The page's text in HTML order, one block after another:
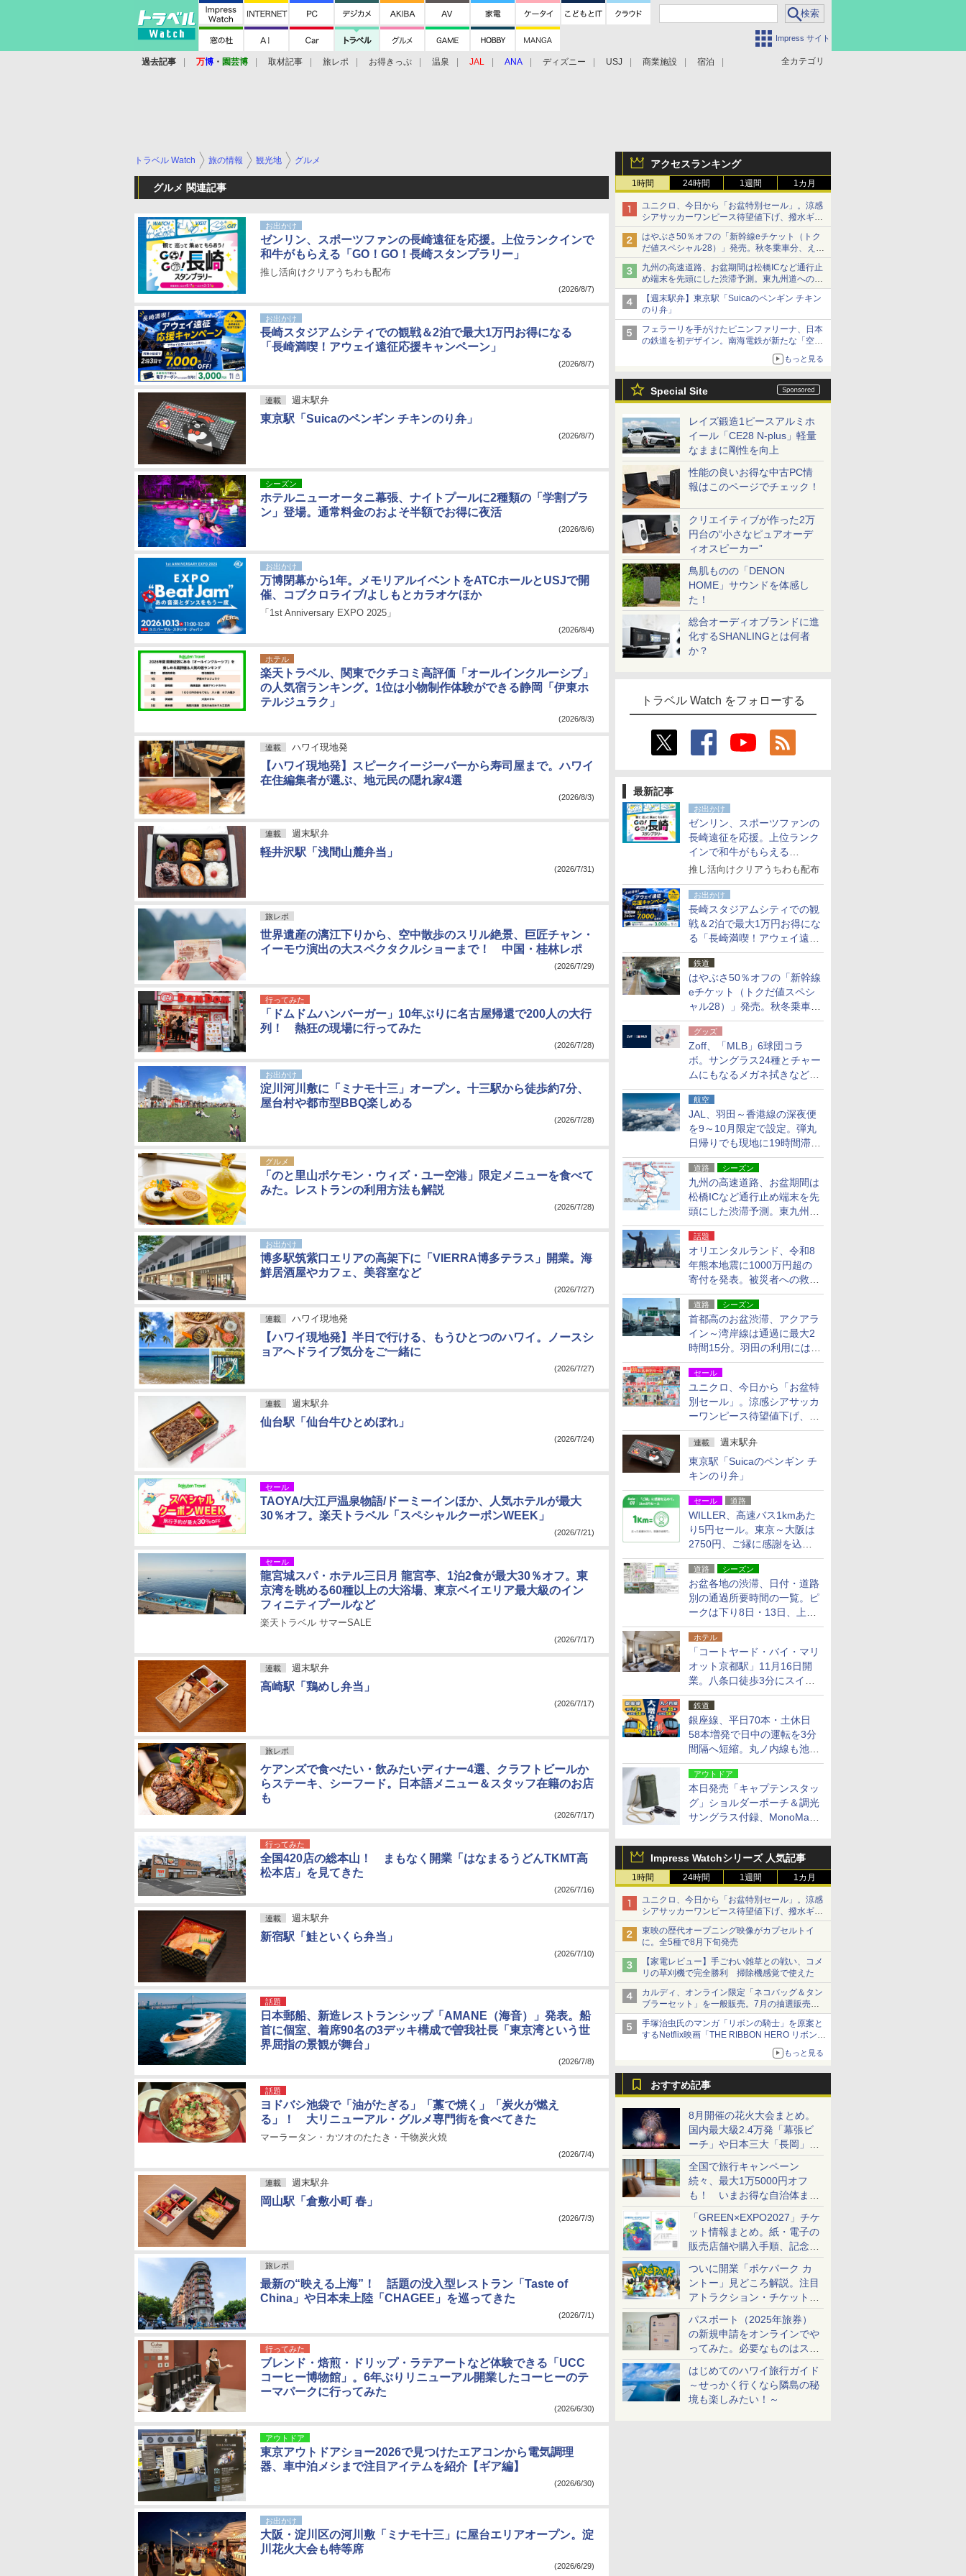
Impress サイト
全カテゴリ
過去記事 万博 ・ 園芸博 取材記事 旅レポ お得きっぷ 温泉 JAL ANA ディズニー USJ 商業施設 宿泊
アクセスランキング
1時間 24時間 1週間 1カ月
ユニクロ、今日から「お盆特別セール」。涼感
シアサッカーワンピース待望値下げ、撥水ギア
ショーツは1990円に
はやぶさ50％オフの「新幹線eチケット（トク
だ値スペシャル28）」発売。秋冬乗車分、えき
ねっと限定
九州の高速道路、お盆期間は松橋ICなど通行止
め端末を先頭にした渋滞予測。東九州道への迂
回は料金調整を実施
【週末駅弁】東京駅「Suicaのペンギン チキン
のり弁」
フェラーリを手がけたピニンファリーナ、日本
の鉄道を初デザイン。南海電鉄が新たな「空港
もっと見る
Special Site
レイズ鍛造1ピースアルミホ
イール「CE28 N-plus」軽量
なままに剛性を向上
性能の良いお得な中古PC情
報はこのページでチェック！
クリエイティブが作った2万
円台の“小さなピュアオーデ
ィオスピーカー”
鳥肌ものの「DENON
HOME」サウンドを体感し
た！
総合オーディオブランドに進
化するSHANLINGとは何者
か？
トラベル Watch をフォローする
最新記事
お出かけ
ゼンリン、スポーツファンの
長崎遠征を応援。上位ランク
インで和牛がもらえる
「GO！GO！長崎スタンプラ
推し活向けクリアうちわも配布
お出かけ
長崎スタジアムシティでの観
戦＆2泊で最大1万円お得にな
る「長崎満喫！アウェイ遠征
応援キャンペーン」
鉄道
はやぶさ50％オフの「新幹線
eチケット（トクだ値スペシ
ャル28）」発売。秋冬乗車
分、えきねっと限定
グッズ
Zoff、「MLB」6球団コラ
ボ。サングラス24種とチャー
ムにもなるメガネ拭きなど雑
貨24種
航空
JAL、羽田～香港線の深夜便
を9～10月限定で設定。弾丸
日帰りでも現地に19時間滞在
できる
道路 シーズン
九州の高速道路、お盆期間は
松橋ICなど通行止め端末を先
頭にした渋滞予測。東九州道
への迂回は料金調整を実施
話題
オリエンタルランド、令和8
年熊本地震に1000万円超の
寄付を発表。被災者への救援
活動・復旧支援
道路 シーズン
首都高のお盆渋滞、アクアラ
イン～湾岸線は通過に最大2
時間15分。羽田の利用には
「空港西出口」の利用検討を
セール
ユニクロ、今日から「お盆特
別セール」。涼感シアサッカ
ーワンピース待望値下げ、撥
水ギアショーツは1990円に
連載 週末駅弁
東京駅「Suicaのペンギン チ
キンのり弁」
セール 道路
WILLER、高速バス1kmあた
り5円セール。東京～大阪は
2750円、ご縁に感謝を込め
た20周年記念キャンペーン
道路 シーズン
お盆各地の渋滞、日付・道路
別の通過所要時間の一覧。ピ
ークは下り8日・13日、上り
14日・15日
ホテル
「コートヤード・バイ・マリ
オット京都駅」11月16日開
業。八条口徒歩3分にスイー
ト含む全270室、ダイニング
も併設
鉄道
銀座線、平日70本・土休日
58本増発で日中の運転を3分
間隔へ短縮。丸ノ内線も池袋
～中野坂上を4分間隔に
アウトドア
本日発売「キャプテンスタッ
グ」ショルダーポーチ＆調光
サングラス付録、MonoMax
Impress Watchシリーズ 人気記事
1時間 24時間 1週間 1カ月
ユニクロ、今日から「お盆特別セール」。涼感
シアサッカーワンピース待望値下げ、撥水ギア
ショーツは1990円に
東映の歴代オープニング映像がカプセルトイ
に。全5種で8月下旬発売
【家電レビュー】手ごわい雑草との戦い、コメ
リの草刈機で完全勝利 掃除機感覚で使えた
カルディ、オンライン限定「ネコバッグ＆タン
ブラーセット」を一般販売。7月の抽選販売の
当選無効分
手塚治虫氏のマンガ「リボンの騎士」を原案と
するNetflix映画「THE RIBBON HERO リボンヒ
もっと見る
おすすめ記事
8月開催の花火大会まとめ。
国内最大級2.4万発「幕張ビ
ーチ」や日本三大「長岡」な
ど大型イベント目白押し！
全国で旅行キャンペーン
続々、最大1万5000円オフ
も！ いまお得な自治体まと
め
「GREEN×EXPO2027」チケ
ット情報まとめ。紙・電子の
販売店舗や購入手順、記念チ
ケットも解説
ついに開業「ポケパーク カ
ントー」見どころ解説。注目
アトラクション・チケット手
配・来場前に必要な準備は？
パスポート（2025年旅券）
の新規申請をオンラインでや
ってみた。必要なものはスマ
ホとマイナカードのみ
はじめてのハワイ旅行ガイド
～せっかく行くなら隣島の秘
境も楽しみたい！～
トラベル Watch 旅の情報 観光地 グルメ
グルメ 関連記事
お出かけ
ゼンリン、スポーツファンの長崎遠征を応援。上位ランクインで
和牛がもらえる「GO！GO！長崎スタンプラリー」
推し活向けクリアうちわも配布
(2026/8/7)
お出かけ
長崎スタジアムシティでの観戦＆2泊で最大1万円お得になる
「長崎満喫！アウェイ遠征応援キャンペーン」
(2026/8/7)
連載 週末駅弁
東京駅「Suicaのペンギン チキンのり弁」
(2026/8/7)
シーズン
ホテルニューオータニ幕張、ナイトプールに2種類の「学割プラ
ン」登場。通常料金のおよそ半額でお得に夜活
(2026/8/6)
お出かけ
万博閉幕から1年。メモリアルイベントをATCホールとUSJで開
催、コブクロライブ/よしもとカラオケほか
「1st Anniversary EXPO 2025」
(2026/8/4)
ホテル
楽天トラベル、関東でクチコミ高評価「オールインクルーシブ」
の人気宿ランキング。1位は小物制作体験ができる静岡「伊東ホ
テルジュラク」
(2026/8/3)
連載 ハワイ現地発
【ハワイ現地発】スピークイージーバーから寿司屋まで。ハワイ
在住編集者が選ぶ、地元民の隠れ家4選
(2026/8/3)
連載 週末駅弁
軽井沢駅「浅間山麓弁当」
(2026/7/31)
旅レポ
世界遺産の漓江下りから、空中散歩のスリル絶景、巨匠チャン・
イーモウ演出の大スペクタクルショーまで！ 中国・桂林レポ
(2026/7/29)
行ってみた
「ドムドムハンバーガー」10年ぶりに名古屋帰還で200人の大行
列！ 熱狂の現場に行ってみた
(2026/7/28)
お出かけ
淀川河川敷に「ミナモ十三」オープン。十三駅から徒歩約7分、
屋台村や都市型BBQ楽しめる
(2026/7/28)
グルメ
「のと里山ポケモン・ウィズ・ユー空港」限定メニューを食べて
みた。レストランの利用方法も解説
(2026/7/28)
お出かけ
博多駅筑紫口エリアの高架下に「VIERRA博多テラス」開業。海
鮮居酒屋やカフェ、美容室など
(2026/7/27)
連載 ハワイ現地発
【ハワイ現地発】半日で行ける、もうひとつのハワイ。ノースシ
ョアへドライブ気分をご一緒に
(2026/7/27)
連載 週末駅弁
仙台駅「仙台牛ひとめぼれ」
(2026/7/24)
セール
TAOYA/大江戸温泉物語/ドーミーインほか、人気ホテルが最大
30％オフ。楽天トラベル「スペシャルクーポンWEEK」
(2026/7/21)
セール
龍宮城スパ・ホテル三日月 龍宮亭、1泊2食が最大30％オフ。東
京湾を眺める60種以上の大浴場、東京ベイエリア最大級のイン
フィニティプールなど
楽天トラベル サマーSALE
(2026/7/17)
連載 週末駅弁
高崎駅「鶏めし弁当」
(2026/7/17)
旅レポ
ケアンズで食べたい・飲みたいディナー4選、クラフトビールか
らステーキ、シーフード。日本語メニュー＆スタッフ在籍のお店
も
(2026/7/17)
行ってみた
全国420店の総本山！ まもなく開業「はなまるうどんTKMT高
松本店」を見てきた
(2026/7/16)
連載 週末駅弁
新宿駅「鮭といくら弁当」
(2026/7/10)
話題
日本郵船、新造レストランシップ「AMANE（海音）」発表。船
首に個室、着席90名の3デッキ構成で曽我社長「東京湾という世
界屈指の景観が舞台」
(2026/7/8)
話題
ヨドバシ池袋で「油がたぎる」「藁で焼く」「炭火が燃え
る」！ 大リニューアル・グルメ専門街を食べてきた
マーラータン・カツオのたたき・干物炭火焼
(2026/7/4)
連載 週末駅弁
岡山駅「倉敷小町 春」
(2026/7/3)
旅レポ
最新の“映える上海”！ 話題の没入型レストラン「Taste of
China」や日本未上陸「CHAGEE」を巡ってきた
(2026/7/1)
行ってみた
ブレンド・焙煎・ドリップ・ラテアートなど体験できる「UCC
コーヒー博物館」。6年ぶりリニューアル開業したコーヒーのテ
ーマパークに行ってみた
(2026/6/30)
アウトドア
東京アウトドアショー2026で見つけたエアコンから電気調理
器、車中泊メシまで注目アイテムを紹介【ギア編】
(2026/6/30)
お出かけ
大阪・淀川区の河川敷「ミナモ十三」に屋台エリアオープン。淀
川花火大会も特等席
(2026/6/29)